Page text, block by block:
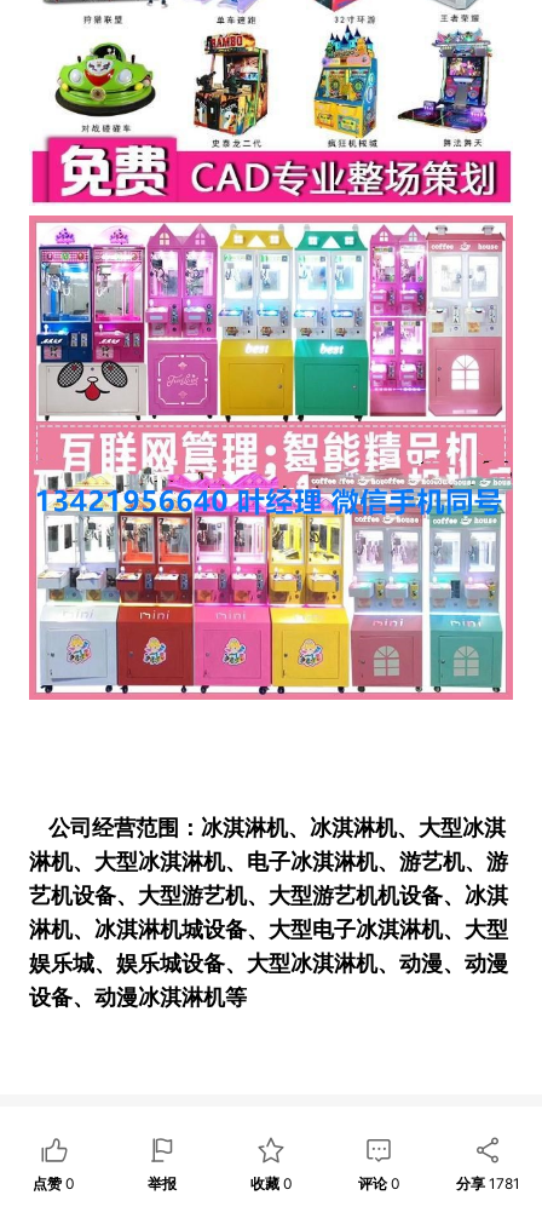
公司经营范围：冰淇淋机、冰淇淋机、大型冰淇
淋机、大型冰淇淋机、电子冰淇淋机、游艺机、游
艺机设备、大型游艺机、大型游艺机机设备、冰淇
淋机、冰淇淋机城设备、大型电子冰淇淋机、大型
娱乐城、娱乐城设备、大型冰淇淋机、动漫、动漫
设备、动漫冰淇淋机等
点赞0 举报 收藏 0 评论0 分享 1781